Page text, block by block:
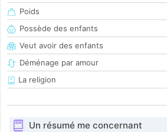
Poids
Possède des enfants
Veut avoir des enfants
Déménage par amour
La religion
Un résumé me concernant